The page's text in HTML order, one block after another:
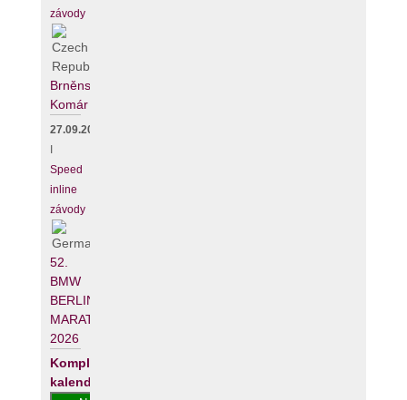
závody
Brněnský
Komár
27.09.2026
I
Speed
inline
závody
52.
BMW
BERLIN-
MARATHON
2026
Kompletní
kalendář